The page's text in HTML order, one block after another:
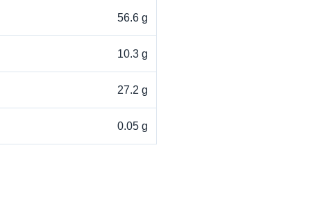
56.6 g
10.3 g
27.2 g
0.05 g